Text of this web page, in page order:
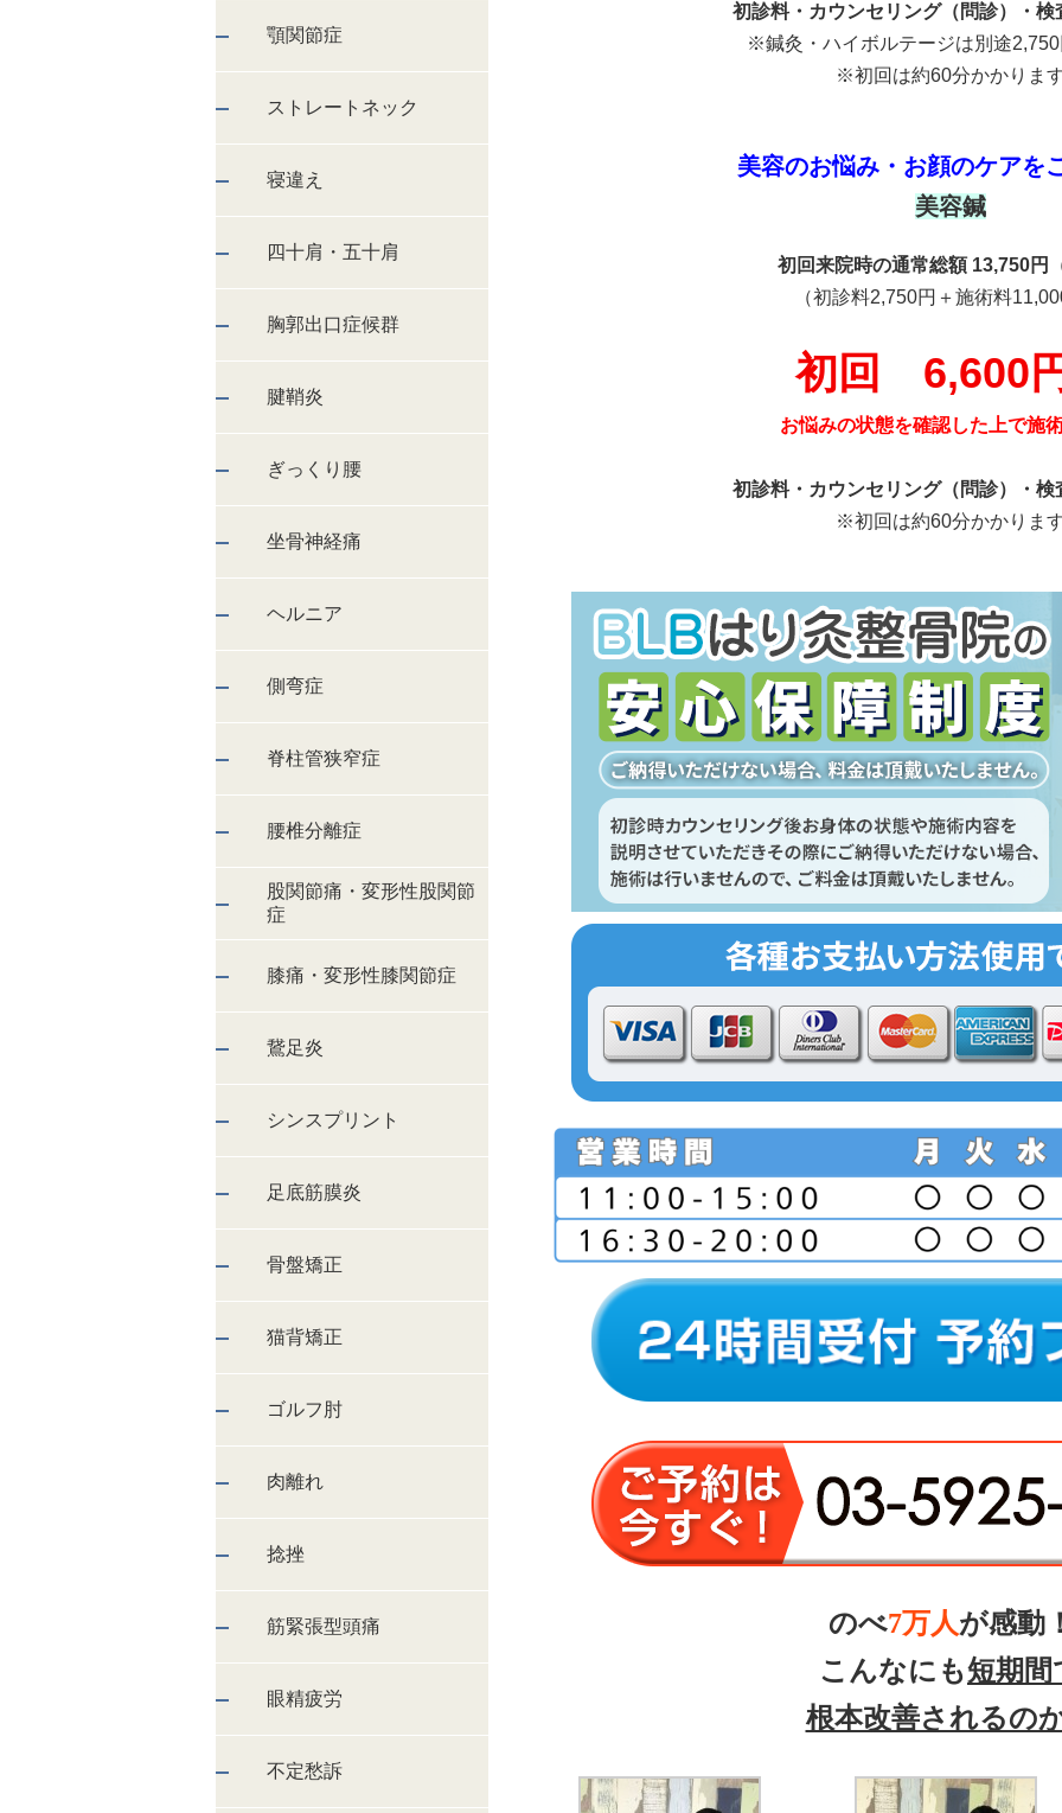
顎関節症
ストレートネック
寝違え
四十肩・五十肩
胸郭出口症候群
腱鞘炎
ぎっくり腰
坐骨神経痛
ヘルニア
側弯症
脊柱管狭窄症
腰椎分離症
股関節痛・変形性股関節
症
膝痛・変形性膝関節症
鵞足炎
シンスプリント
足底筋膜炎
骨盤矯正
猫背矯正
ゴルフ肘
肉離れ
捻挫
筋緊張型頭痛
眼精疲労
不定愁訴
初診料・カウンセリング（問診）・検
※鍼灸・ハイボルテージは別途
※初回は約60分かかりま
美容のお悩み・お顔のケアを
美容鍼
初回来院時の通常総額 13,750円
（初診料2,750円＋施術料
初回 6,600
お悩みの状態を確認した上で施
初診料・カウンセリング（問診）・検
※初回は約60分かかりま
のべ7万人が感動
こんなにも短期間
根本改善されるの